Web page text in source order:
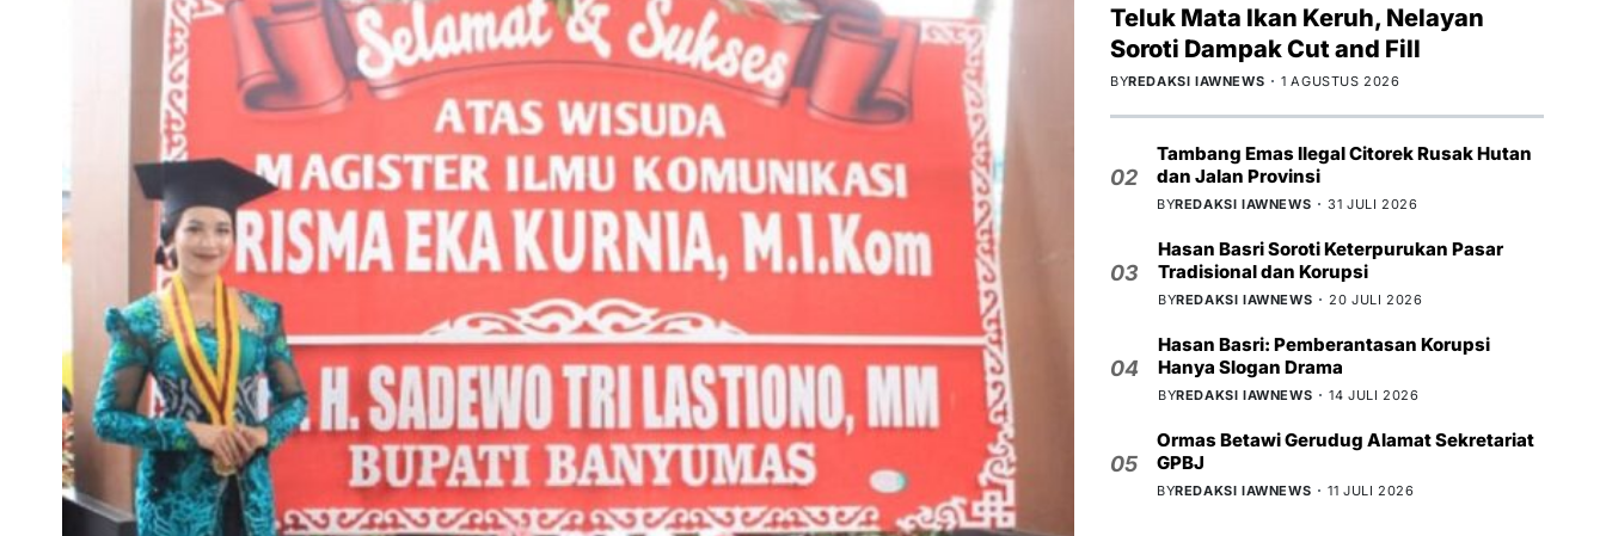
Teluk Mata Ikan Keruh, Nelayan
Soroti Dampak Cut and Fill
BYREDAKSI IAWNEWS 1 AGUSTUS 2026
02
Tambang Emas Ilegal Citorek Rusak Hutan
dan Jalan Provinsi
BYREDAKSI IAWNEWS 31 JULI 2026
03
Hasan Basri Soroti Keterpurukan Pasar
Tradisional dan Korupsi
BYREDAKSI IAWNEWS 20 JULI 2026
04
Hasan Basri: Pemberantasan Korupsi
Hanya Slogan Drama
BYREDAKSI IAWNEWS 14 JULI 2026
05
Ormas Betawi Gerudug Alamat Sekretariat
GPBJ
BYREDAKSI IAWNEWS 11 JULI 2026